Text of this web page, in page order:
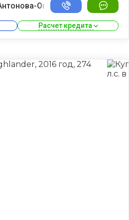
Овсеенко
Расчет кредита